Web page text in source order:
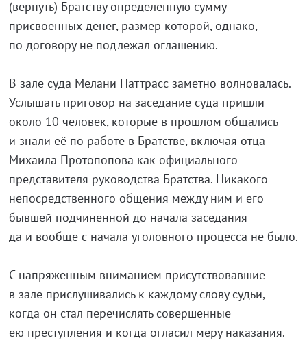
(вернуть) Братству определенную сумму
присвоенных денег, размер которой, однако,
по договору не подлежал оглашению.
В зале суда Мелани Наттрасс заметно волновалась.
Услышать приговор на заседание суда пришли
около 10 человек, которые в прошлом общались
и знали её по работе в Братстве, включая отца
Михаила Протопопова как официального
представителя руководства Братства. Никакого
непосредственного общения между ним и его
бывшей подчиненной до начала заседания
да и вообще с начала уголовного процесса не было.
С напряженным вниманием присутствовавшие
в зале прислушивались к каждому слову судьи,
когда он стал перечислять совершенные
ею преступления и когда огласил меру наказания.